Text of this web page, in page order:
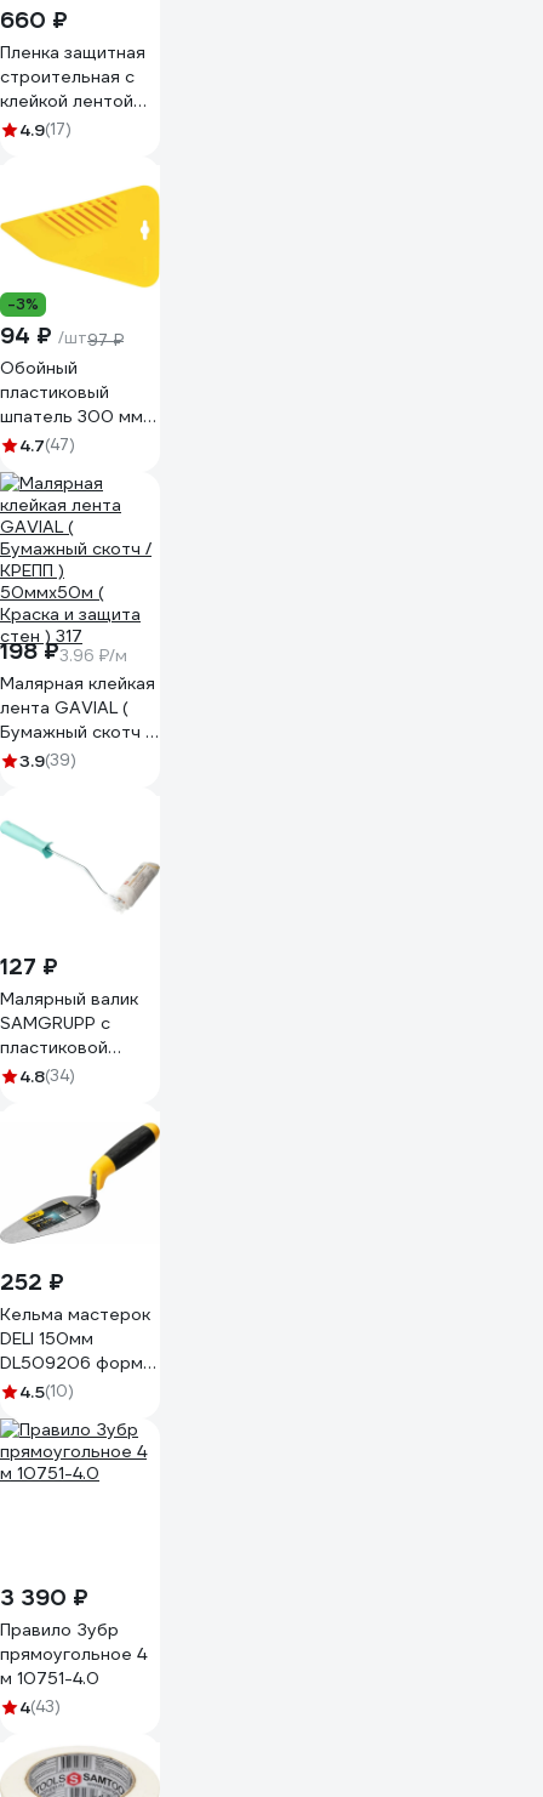
660 ₽
Пленка защитная
строительная с
клейкой лентой
(1.8х33 м; 10 мкм)
4.9(17)
-3%
94 ₽ /шт97 ₽
Обойный
пластиковый
шпатель 300 мм
Biber 35261
4.7(47)
198 ₽3.96 ₽/м
Малярная клейкая
лента GAVIAL (
Бумажный скотч /
КРЕПП )
стен ) 317
3.9(39)
127 ₽
Малярный валик
SAMGRUPP с
пластиковой
ручкой, 100 мм,
4.8(34)
252 ₽
Кельма мастерок
DELI 150мм
DL509206 форма
"капля" 104534
4.5(10)
3 390 ₽
Правило Зубр
прямоугольное 4
м 10751-4.0
4(43)